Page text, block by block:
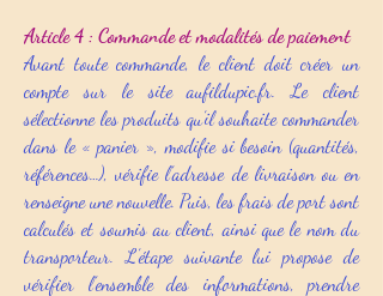
Article 4 : Commande et modalités de paiement
Avant toute commande, le client doit créer un
compte sur le site aufildupic.fr. Le client
sélectionne les produits qu’il souhaite commander
dans le « panier », modifie si besoin (quantités,
références…), vérifie l’adresse de livraison ou en
renseigne une nouvelle. Puis, les frais de port sont
calculés et soumis au client, ainsi que le nom du
transporteur. L’étape suivante lui propose de
vérifier l’ensemble des informations, prendre